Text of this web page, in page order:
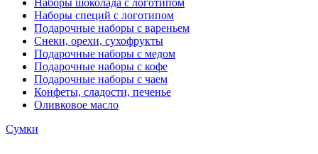
Наборы шоколада с логотипом
Наборы специй с логотипом
Подарочные наборы с вареньем
Снеки, орехи, сухофрукты
Подарочные наборы с медом
Подарочные наборы с кофе
Подарочные наборы с чаем
Конфеты, сладости, печенье
Оливковое масло
Сумки